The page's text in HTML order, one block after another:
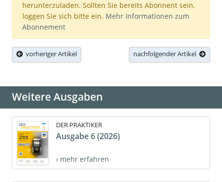
herunterzuladen. Sollten Sie bereits Abonnent sein,
loggen Sie sich bitte ein. Mehr Informationen zum
Abonnement
vorheriger Artikel nachfolgender Artikel
Weitere Ausgaben
DER PRAKTIKER
Ausgabe 6 (2026)
› mehr erfahren